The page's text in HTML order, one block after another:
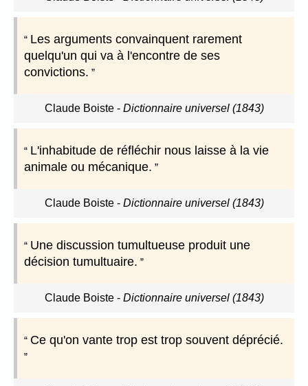
Les arguments convainquent rarement
quelqu'un qui va à l'encontre de ses
convictions.
Claude Boiste- Dictionnaire universel (1843)
L'inhabitude de réfléchir nous laisse à la vie
animale ou mécanique.
Claude Boiste- Dictionnaire universel (1843)
Une discussion tumultueuse produit une
décision tumultuaire.
Claude Boiste- Dictionnaire universel (1843)
Ce qu'on vante trop est trop souvent déprécié.